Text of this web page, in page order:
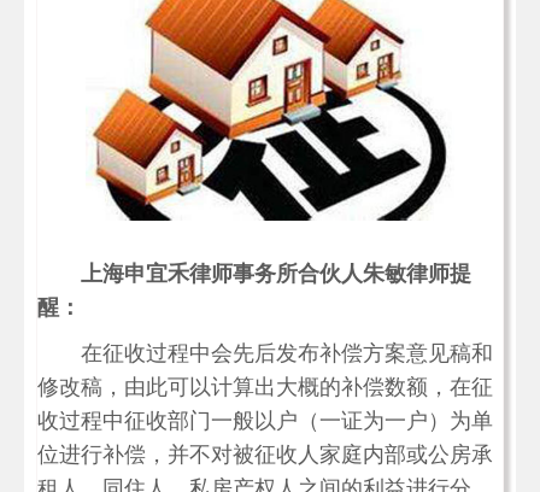
上海申宜禾律师事务所合伙人朱敏律师提
醒：
在征收过程中会先后发布补偿方案意见稿和
修改稿，由此可以计算出大概的补偿数额，在征
收过程中征收部门一般以户（一证为一户）为单
位进行补偿，并不对被征收人家庭内部或公房承